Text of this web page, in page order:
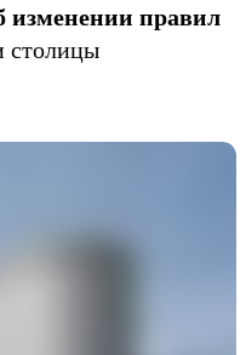
изменении правил
столицы